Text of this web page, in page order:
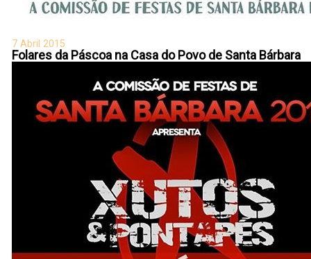
7 Abril 2015
Folares da Páscoa na Casa do Povo de Santa Bárbara